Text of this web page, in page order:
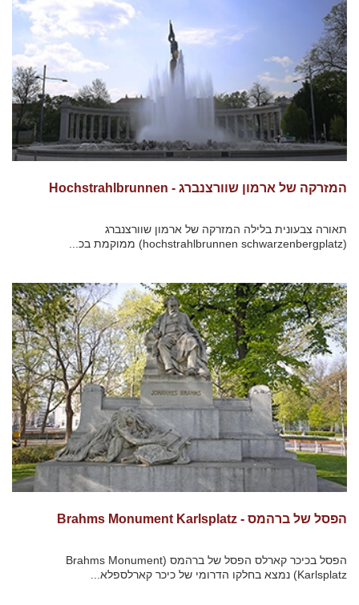
המזרקה של ארמון שוורצנברג - Hochstrahlbrunnen
תאורה צבעונית בלילה המזרקה של ארמון שוורצנברג
(hochstrahlbrunnen schwarzenbergplatz) ממוקמת בכ...
הפסל של ברהמס - Brahms Monument Karlsplatz
הפסל בכיכר קארלס הפסל של ברהמס (Brahms Monument
Karlsplatz) נמצא בחלקו הדרומי של כיכר קארלספלא...